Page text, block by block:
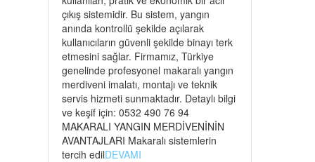
çıkış sistemidir. Bu sistem, yangın
anında kontrollü şekilde açılarak
kullanıcıların güvenli şekilde binayı terk
etmesini sağlar. Firmamız, Türkiye
genelinde profesyonel makaralı yangın
merdiveni imalatı, montajı ve teknik
servis hizmeti sunmaktadır. Detaylı bilgi
ve keşif için: 0532 490 76 94
MAKARALI YANGIN MERDİVENİNİN
AVANTAJLARI Makaralı sistemlerin
tercih edilDEVAMI